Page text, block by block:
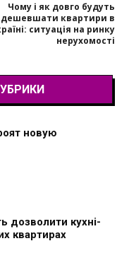
Чому і як довго будуть
дешевшати квартири в
ситуація на ринку
нерухомості
новую
дозволити кухні-
квартирах